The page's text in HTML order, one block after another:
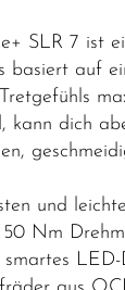
SLR 7 ist
basiert auf
kann dich
und
Nm